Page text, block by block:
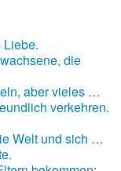
die
aber vieles …
verkehren.
Welt und sich …